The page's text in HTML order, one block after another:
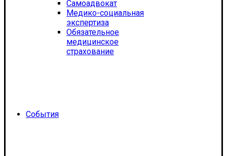
Самоадвокат
Медико-социальная
экспертиза
Обязательное
медицинское
страхование
События